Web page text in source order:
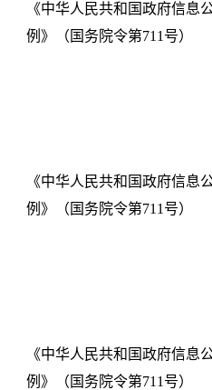
《中华人民共和国政府信息
例》（国务院令第711号）
《中华人民共和国政府信息
例》（国务院令第711号）
《中华人民共和国政府信息
例》（国务院令第711号）